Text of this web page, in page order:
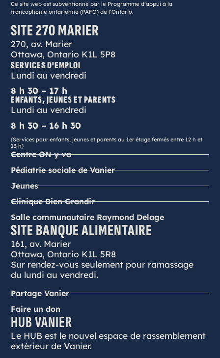
Ce site web est subventionné par le Programme d’appui à la
francophonie ontarienne (PAFO) de l’Ontario.
SITE 270 MARIER
270, av. Marier
Ottawa, Ontario K1L 5P8
SERVICES D'EMPLOI
Lundi au vendredi
8 h 30 – 17 h
ENFANTS, JEUNES ET PARENTS
Lundi au vendredi
8 h 30 – 16 h 30
(Services pour enfants, jeunes et parents au 1er étage fermés entre 12 h et
13 h)
Centre ON y va
Pédiatrie sociale de Vanier
Jeunes
Clinique Bien Grandir
Salle communautaire Raymond Delage
SITE BANQUE ALIMENTAIRE
161, av. Marier
Ottawa, Ontario K1L 5R8
Sur rendez-vous seulement pour ramassage
du lundi au vendredi.
Partage Vanier
Faire un don
HUB VANIER
Le HUB est le nouvel espace de rassemblement
extérieur de Vanier.